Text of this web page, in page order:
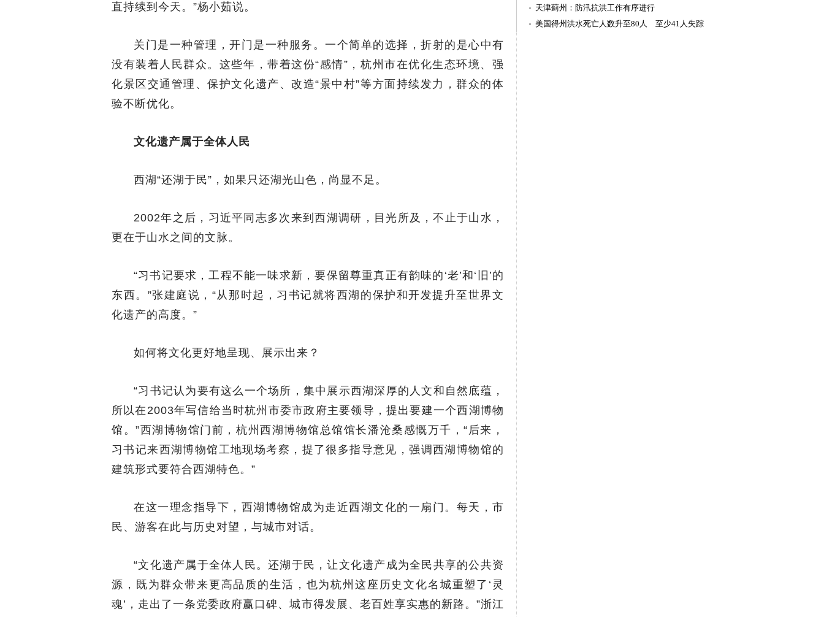
直持续到今天。”杨小茹说。
关门是一种管理，开门是一种服务。一个简单的选择，折射的是心中有
没有装着人民群众。这些年，带着这份“感情”，杭州市在优化生态环境、强
化景区交通管理、保护文化遗产、改造“景中村”等方面持续发力，群众的体
验不断优化。
文化遗产属于全体人民
西湖“还湖于民”，如果只还湖光山色，尚显不足。
2002年之后，习近平同志多次来到西湖调研，目光所及，不止于山水，
更在于山水之间的文脉。
“习书记要求，工程不能一味求新，要保留尊重真正有韵味的‘老’和‘旧’的
东西。”张建庭说，“从那时起，习书记就将西湖的保护和开发提升至世界文
化遗产的高度。”
如何将文化更好地呈现、展示出来？
“习书记认为要有这么一个场所，集中展示西湖深厚的人文和自然底蕴，
所以在2003年写信给当时杭州市委市政府主要领导，提出要建一个西湖博物
馆。”西湖博物馆门前，杭州西湖博物馆总馆馆长潘沧桑感慨万千，“后来，
习书记来西湖博物馆工地现场考察，提了很多指导意见，强调西湖博物馆的
建筑形式要符合西湖特色。”
在这一理念指导下，西湖博物馆成为走近西湖文化的一扇门。每天，市
民、游客在此与历史对望，与城市对话。
“文化遗产属于全体人民。还湖于民，让文化遗产成为全民共享的公共资
源，既为群众带来更高品质的生活，也为杭州这座历史文化名城重塑了‘灵
魂’，走出了一条党委政府赢口碑、城市得发展、老百姓享实惠的新路。”浙江
天津蓟州：防汛抗洪工作有序进行
美国得州洪水死亡人数升至80人 至少41人失踪